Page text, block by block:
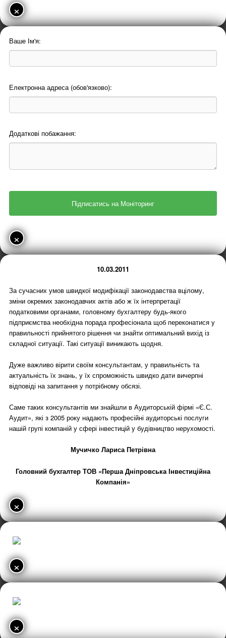
×
Ваше Ім'я:
Електронна адреса (обов'язково):
Додаткові побажання:
×
10.03.2011
За сучасних умов швидкої модифікації законодавства вцілому,
зміни окремих законодавчих актів або ж їх інтерпретації
податковими органами, головному бухгалтеру будь-якого
підприємства необхідна порада професіонала щоб переконатися у
правильності прийнятого рішення чи знайти оптимальний вихід із
складної ситуації. Такі ситуації виникають щодня.
Дуже важливо вірити своїм консультантам, у правильність та
актуальність їх знань, у їх спроможність швидко дати вичерпні
відповіді на запитання у потрібному обсязі.
Саме таких консультантів ми знайшли в Аудиторській фірмі «Є.С.
Аудит», які з 2005 року надають професійні аудиторські послуги
нашій групі компаній у сфері інвестицій у будівництво нерухомості.
Мучичко Лариса Петрівна
Головний бухгалтер ТОВ «Перша Дніпровська Інвестиційна
Компанія»
×
×
×